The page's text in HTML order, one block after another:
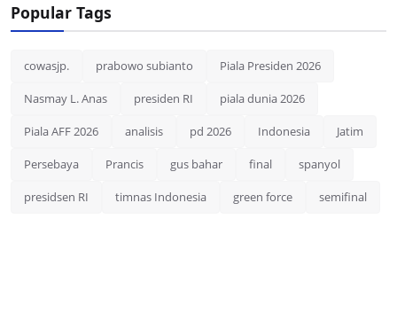
Popular Tags
cowasjp. prabowo subianto Piala Presiden 2026
Nasmay L. Anas presiden RI piala dunia 2026
Piala AFF 2026 analisis pd 2026 Indonesia Jatim
Persebaya Prancis gus bahar final spanyol
presidsen RI timnas Indonesia green force semifinal